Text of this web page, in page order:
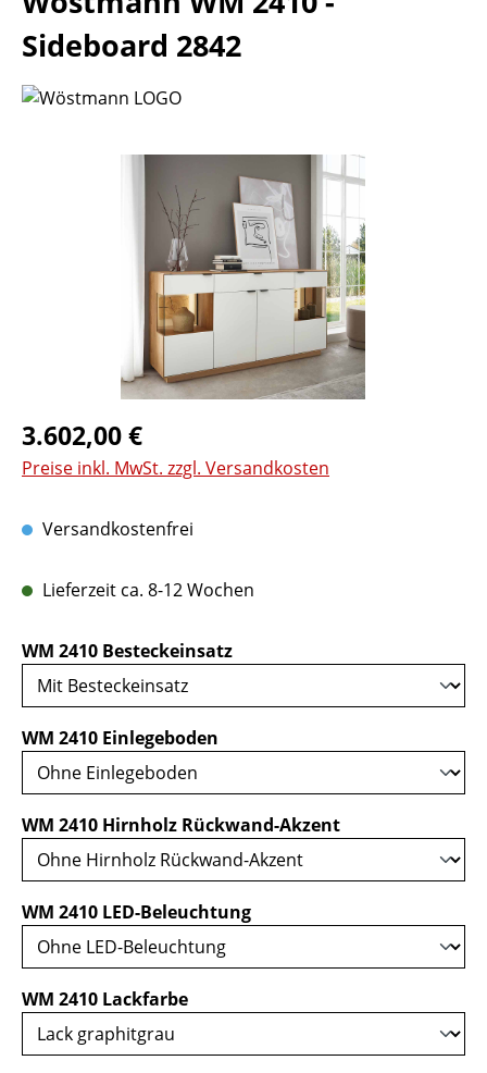
Sideboard 2842
Bildergalerie überspringen
Regulärer Preis:
3.602,00 €
Preise inkl. MwSt. zzgl. Versandkosten
Versandkostenfrei
Lieferzeit ca. 8-12 Wochen
WM 2410 Besteckeinsatzauswählen
WM 2410 Einlegeboden
WM 2410 Hirnholz Rückwand-Akzentauswählen
WM 2410 LED-Beleuchtungauswählen
WM 2410 Lackfarbeauswählen